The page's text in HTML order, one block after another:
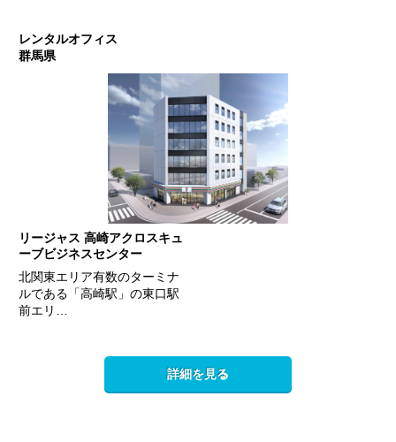
レンタルオフィス
群馬県
リージャス 高崎アクロスキュ
ーブビジネスセンター
北関東エリア有数のターミナ
ルである「高崎駅」の東口駅
前エリ…
詳細を見る